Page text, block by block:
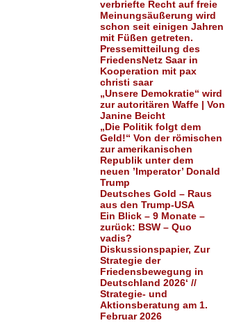
verbriefte Recht auf freie
Meinungsäußerung wird
schon seit einigen Jahren
mit Füßen getreten.
Pressemitteilung des
FriedensNetz Saar in
Kooperation mit pax
christi saar
„Unsere Demokratie“ wird
zur autoritären Waffe | Von
Janine Beicht
„Die Politik folgt dem
Geld!“ Von der römischen
zur amerikanischen
Republik unter dem
neuen ’Imperator’ Donald
Trump
Deutsches Gold – Raus
aus den Trump-USA
Ein Blick – 9 Monate –
zurück: BSW – Quo
vadis?
Diskussionspapier, Zur
Strategie der
Friedensbewegung in
Deutschland 2026‘ //
Strategie- und
Aktionsberatung am 1.
Februar 2026